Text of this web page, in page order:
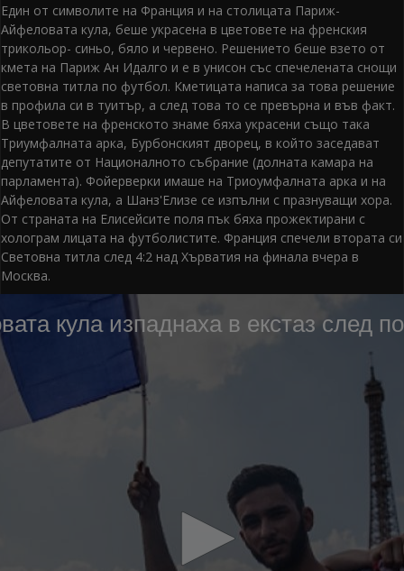
Един от символите на Франция и на столицата Париж-
Айфеловата кула, беше украсена в цветовете на френския
трикольор- синьо, бяло и червено. Решението беше взето от
кмета на Париж Ан Идалго и е в унисон със спечелената снощи
световна титла по футбол. Кметицата написа за това решение
в профила си в туитър, а след това то се превърна и във факт.
В цветовете на френското знаме бяха украсени също така
Триумфалната арка, Бурбонският дворец, в който заседават
депутатите от Националното събрание (долната камара на
парламента). Фойерверки имаше на Триоумфалната арка и на
Айфеловата кула, а Шанз'Елизе се изпълни с празнуващи хора.
От страната на Елисейсите поля пък бяха прожектирани с
холограм лицата на футболистите. Франция спечели втората си
Световна титла след 4:2 над Хърватия на финала вчера в
Москва.